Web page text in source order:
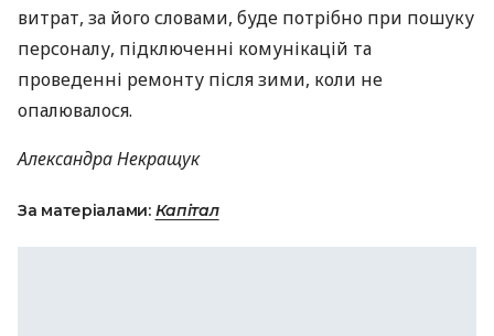
витрат, за його словами, буде потрібно при пошуку
персоналу, підключенні комунікацій та
проведенні ремонту після зими, коли не
опалювалося.
Александра Некращук
За матеріалами: Капітал